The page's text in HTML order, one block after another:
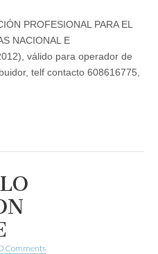
PROFESIONAL PARA EL
NACIONAL E
válido para operador de
telf contacto 608616775,
Comments